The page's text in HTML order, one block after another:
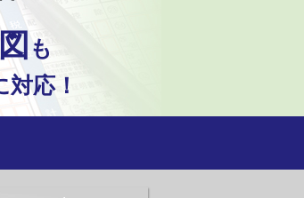
も
応！